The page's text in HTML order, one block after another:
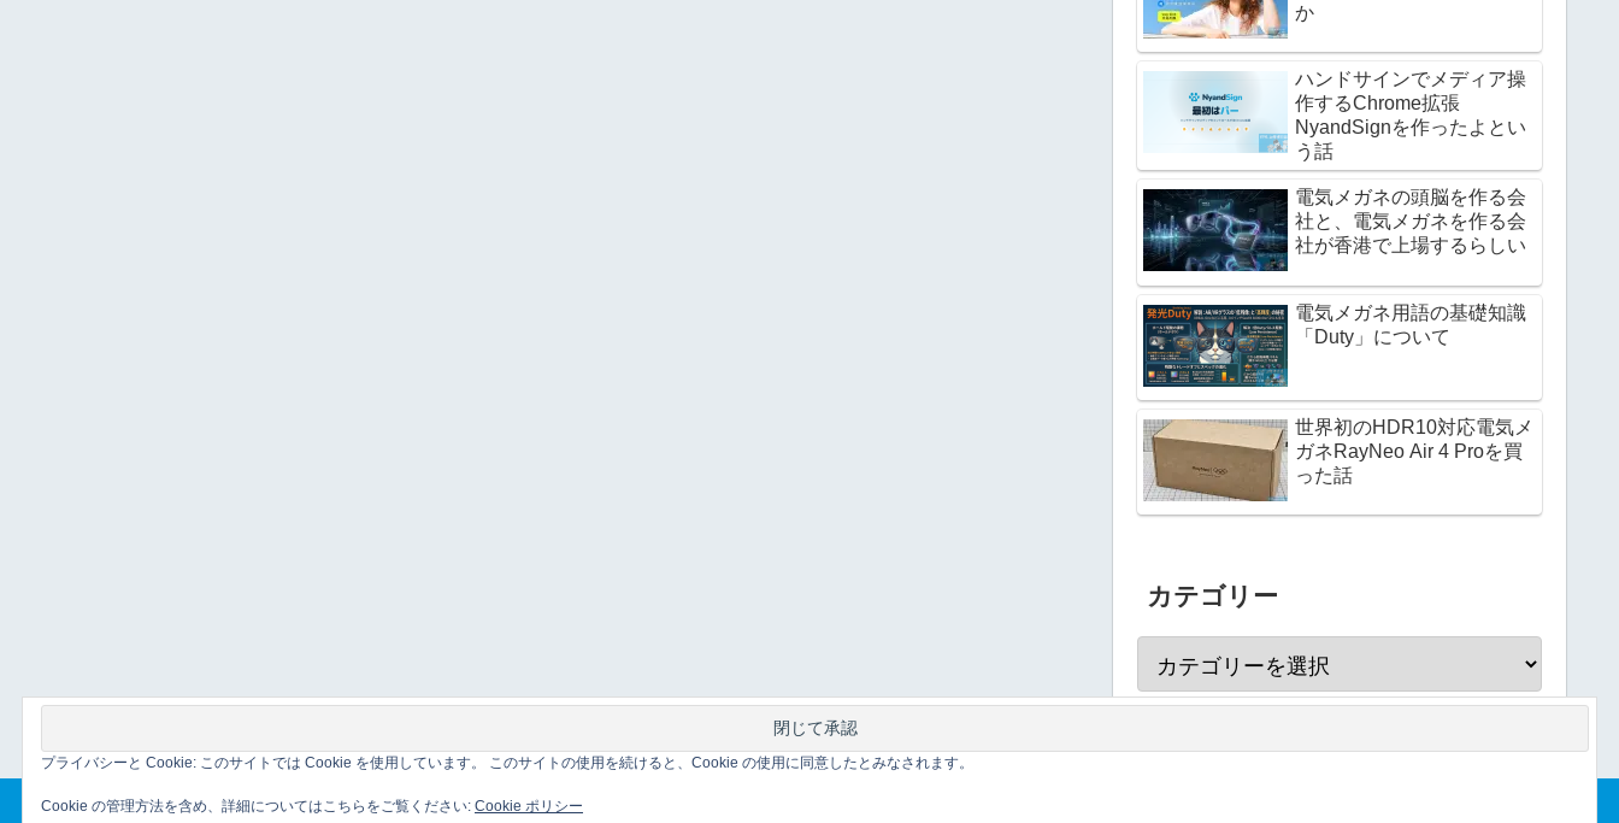
か
ハンドサインでメディア操
作するChrome拡張
NyandSignを作ったよとい
う話
電気メガネの頭脳を作る会
社と、電気メガネを作る会
社が香港で上場するらしい
電気メガネ用語の基礎知識
「Duty」について
世界初のHDR10対応電気メ
ガネRayNeo Air 4 Proを買
った話
カテゴリー
プライバシーと Cookie: このサイトでは Cookie を使用しています。 このサイトの使用を続けると、Cookie の使用に同意したとみなされます。
Cookie の管理方法を含め、詳細についてはこちらをご覧ください: Cookie ポリシー